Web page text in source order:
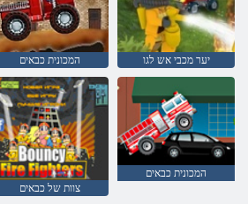
המכונית כבאים יער מכבי אש לגו
צוות של כבאים
המכונית כבאים